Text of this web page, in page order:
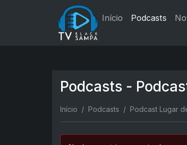
Início Podcasts
Podcasts -
Início Podcasts Podcast Lugar